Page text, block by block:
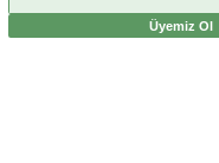
Üyemiz Ol